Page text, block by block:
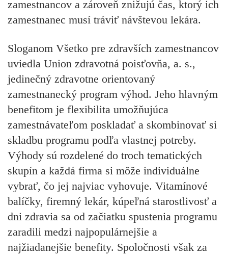
zamestnancov a zároveň znižujú čas, ktorý ich
zamestnanec musí tráviť návštevou lekára.
Sloganom Všetko pre zdravších zamestnancov
uviedla Union zdravotná poisťovňa, a. s.,
jedinečný zdravotne orientovaný
zamestnanecký program výhod. Jeho hlavným
benefitom je flexibilita umožňujúca
zamestnávateľom poskladať a skombinovať si
skladbu programu podľa vlastnej potreby.
Výhody sú rozdelené do troch tematických
skupín a každá firma si môže individuálne
vybrať, čo jej najviac vyhovuje. Vitamínové
balíčky, firemný lekár, kúpeľná starostlivosť a
dni zdravia sa od začiatku spustenia programu
zaradili medzi najpopulárnejšie a
najžiadanejšie benefity. Spoločnosti však za